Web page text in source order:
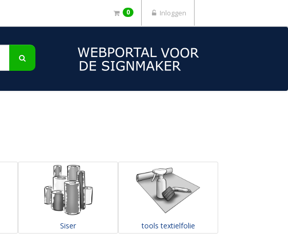
0 Inloggen
Siser tools textielfolie